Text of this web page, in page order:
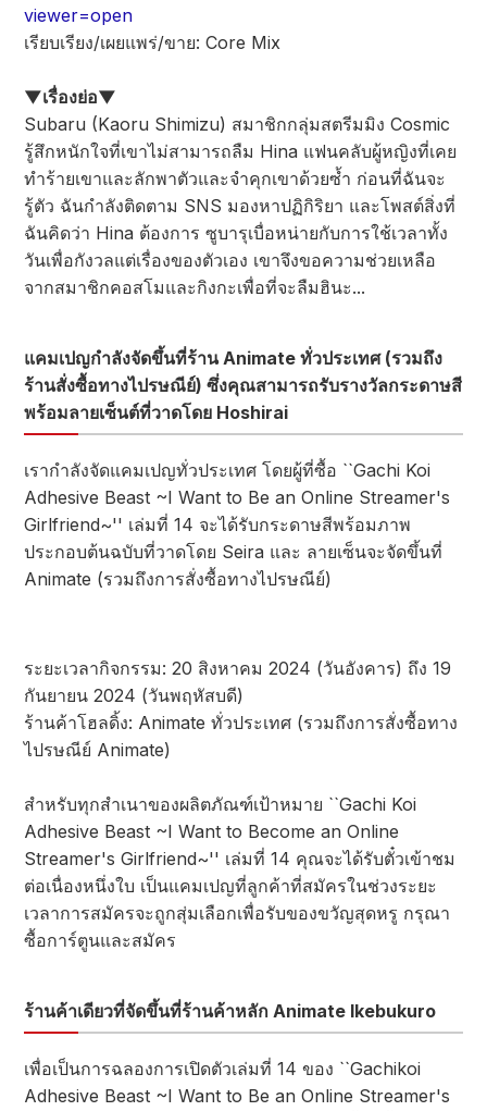
viewer=open
เรียบเรียง/เผยแพร่/ขาย: Core Mix
▼เรื่องย่อ▼
Subaru (Kaoru Shimizu) สมาชิกกลุ่มสตรีมมิง Cosmic
รู้สึกหนักใจที่เขาไม่สามารถลืม Hina แฟนคลับผู้หญิงที่เคย
ทำร้ายเขาและลักพาตัวและจำคุกเขาด้วยซ้ำ ก่อนที่ฉันจะ
รู้ตัว ฉันกำลังติดตาม SNS มองหาปฏิกิริยา และโพสต์สิ่งที่
ฉันคิดว่า Hina ต้องการ ซูบารุเบื่อหน่ายกับการใช้เวลาทั้ง
วันเพื่อกังวลแต่เรื่องของตัวเอง เขาจึงขอความช่วยเหลือ
จากสมาชิกคอสโมและกิงกะเพื่อที่จะลืมฮินะ...
แคมเปญกำลังจัดขึ้นที่ร้าน Animate ทั่วประเทศ (รวมถึง
ร้านสั่งซื้อทางไปรษณีย์) ซึ่งคุณสามารถรับรางวัลกระดาษสี
พร้อมลายเซ็นต์ที่วาดโดย Hoshirai
เรากำลังจัดแคมเปญทั่วประเทศ โดยผู้ที่ซื้อ ``Gachi Koi
Adhesive Beast ~I Want to Be an Online Streamer's
Girlfriend~'' เล่มที่ 14 จะได้รับกระดาษสีพร้อมภาพ
ประกอบต้นฉบับที่วาดโดย Seira และ ลายเซ็นจะจัดขึ้นที่
Animate (รวมถึงการสั่งซื้อทางไปรษณีย์)
ระยะเวลากิจกรรม: 20 สิงหาคม 2024 (วันอังคาร) ถึง 19
กันยายน 2024 (วันพฤหัสบดี)
ร้านค้าโฮลดิ้ง: Animate ทั่วประเทศ (รวมถึงการสั่งซื้อทาง
ไปรษณีย์ Animate)
สำหรับทุกสำเนาของผลิตภัณฑ์เป้าหมาย ``Gachi Koi
Adhesive Beast ~I Want to Become an Online
Streamer's Girlfriend~'' เล่มที่ 14 คุณจะได้รับตั๋วเข้าชม
ต่อเนื่องหนึ่งใบ เป็นแคมเปญที่ลูกค้าที่สมัครในช่วงระยะ
เวลาการสมัครจะถูกสุ่มเลือกเพื่อรับของขวัญสุดหรู กรุณา
ซื้อการ์ตูนและสมัคร
ร้านค้าเดียวที่จัดขึ้นที่ร้านค้าหลัก Animate Ikebukuro
เพื่อเป็นการฉลองการเปิดตัวเล่มที่ 14 ของ ``Gachikoi
Adhesive Beast ~I Want to Be an Online Streamer's